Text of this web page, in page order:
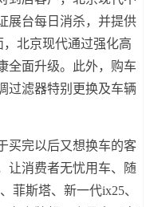
展台每日消杀，并提供
北京现代通过强化高
全面升级。此外，购车
过滤器特别更换及车辆
买完以后又想换车的客
让消费者无忧用车、随
菲斯塔、新一代ix25、